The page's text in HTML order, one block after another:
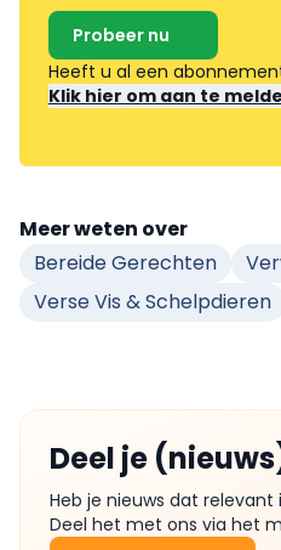
Probeer nu
Heeft u al een
Klik hier om aan te
Meer weten over
Bereide Gerechten
Verse Vis & Schelpdieren
Deel je
Heb je nieuws dat
Deel het met ons via het